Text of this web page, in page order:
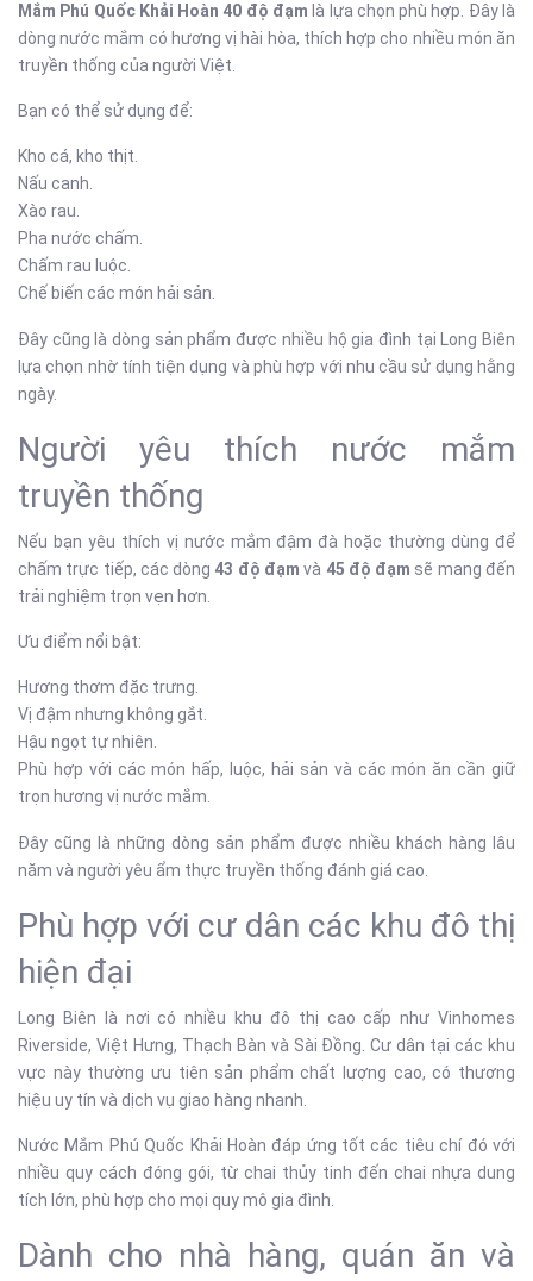
Mắm Phú Quốc Khải Hoàn 40 độ đạm là lựa chọn phù hợp. Đây là
dòng nước mắm có hương vị hài hòa, thích hợp cho nhiều món ăn
truyền thống của người Việt.
Bạn có thể sử dụng để:
Kho cá, kho thịt.
Nấu canh.
Xào rau.
Pha nước chấm.
Chấm rau luộc.
Chế biến các món hải sản.
Đây cũng là dòng sản phẩm được nhiều hộ gia đình tại Long Biên
lựa chọn nhờ tính tiện dụng và phù hợp với nhu cầu sử dụng hằng
ngày.
Người yêu thích nước mắm
truyền thống
Nếu bạn yêu thích vị nước mắm đậm đà hoặc thường dùng để
chấm trực tiếp, các dòng 43 độ đạm và 45 độ đạm sẽ mang đến
trải nghiệm trọn vẹn hơn.
Ưu điểm nổi bật:
Hương thơm đặc trưng.
Vị đậm nhưng không gắt.
Hậu ngọt tự nhiên.
Phù hợp với các món hấp, luộc, hải sản và các món ăn cần giữ
trọn hương vị nước mắm.
Đây cũng là những dòng sản phẩm được nhiều khách hàng lâu
năm và người yêu ẩm thực truyền thống đánh giá cao.
Phù hợp với cư dân các khu đô thị
hiện đại
Long Biên là nơi có nhiều khu đô thị cao cấp như Vinhomes
Riverside, Việt Hưng, Thạch Bàn và Sài Đồng. Cư dân tại các khu
vực này thường ưu tiên sản phẩm chất lượng cao, có thương
hiệu uy tín và dịch vụ giao hàng nhanh.
Nước Mắm Phú Quốc Khải Hoàn đáp ứng tốt các tiêu chí đó với
nhiều quy cách đóng gói, từ chai thủy tinh đến chai nhựa dung
tích lớn, phù hợp cho mọi quy mô gia đình.
Dành cho nhà hàng, quán ăn và